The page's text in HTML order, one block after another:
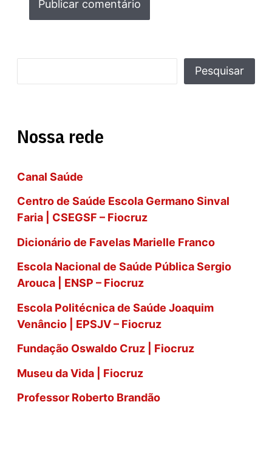
q
i
s
a
r
Pesquisar
Nossa rede
Canal Saúde
Centro de Saúde Escola Germano Sinval
Faria | CSEGSF – Fiocruz
Dicionário de Favelas Marielle Franco
Escola Nacional de Saúde Pública Sergio
Arouca | ENSP – Fiocruz
Escola Politécnica de Saúde Joaquim
Venâncio | EPSJV – Fiocruz
Fundação Oswaldo Cruz | Fiocruz
Museu da Vida | Fiocruz
Professor Roberto Brandão